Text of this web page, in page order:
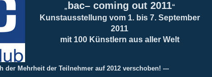
„bac– coming out 2011“
Kunstausstellung vom 1. bis 7. September
2011
mit 100 Künstlern aus aller Welt
der Mehrheit der Teilnehmer auf 2012 verschoben! ---